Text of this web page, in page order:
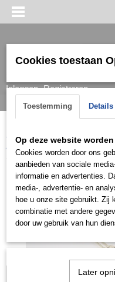
Inloggen Registreren
Home > Armband > Dames
ARG0720
Let op: het kan
Cookies toestaan
Toestemming Details
Op deze website
Cookies worden door ons
aanbieden van sociale
informatie en advertenties.
media-, advertentie- en
hoe u onze site gebruikt. Zij
combinatie met andere
door uw gebruik van hun
Later